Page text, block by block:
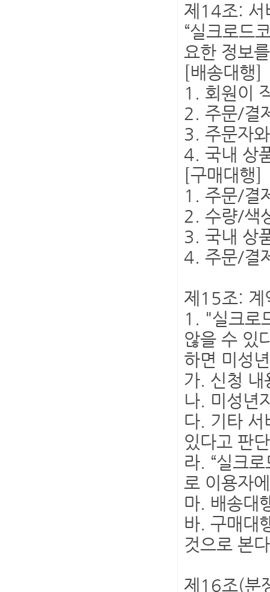
제14조:
“실크로드
요한 정보
[배송대행]
1. 회원이
2. 주문/결
3. 주문자
4. 국내 상
[구매대행]
1. 주문/결
2. 수량/색
3. 국내 상
4. 주문/결
제15조:
1. "실크로
않을 수 있
하면 미성
가. 신청
나. 미성년
다. 기타 서
있다고 판
라. “실크
로 이용자
마. 배송대
바. 구매대
것으로 본
제16조(분